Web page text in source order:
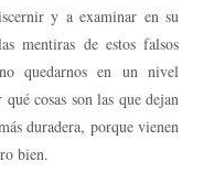
y a examinar en su
mentiras de estos falsos
quedarnos en un nivel
cosas son las que dejan
duradera, porque vienen
bien.